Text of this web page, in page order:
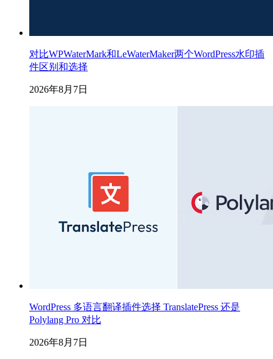
对比WPWaterMark和LeWaterMaker两个WordPress水印插
件区别和选择
2026年8月7日
WordPress 多语言翻译插件选择 TranslatePress 还是
Polylang Pro 对比
2026年8月7日